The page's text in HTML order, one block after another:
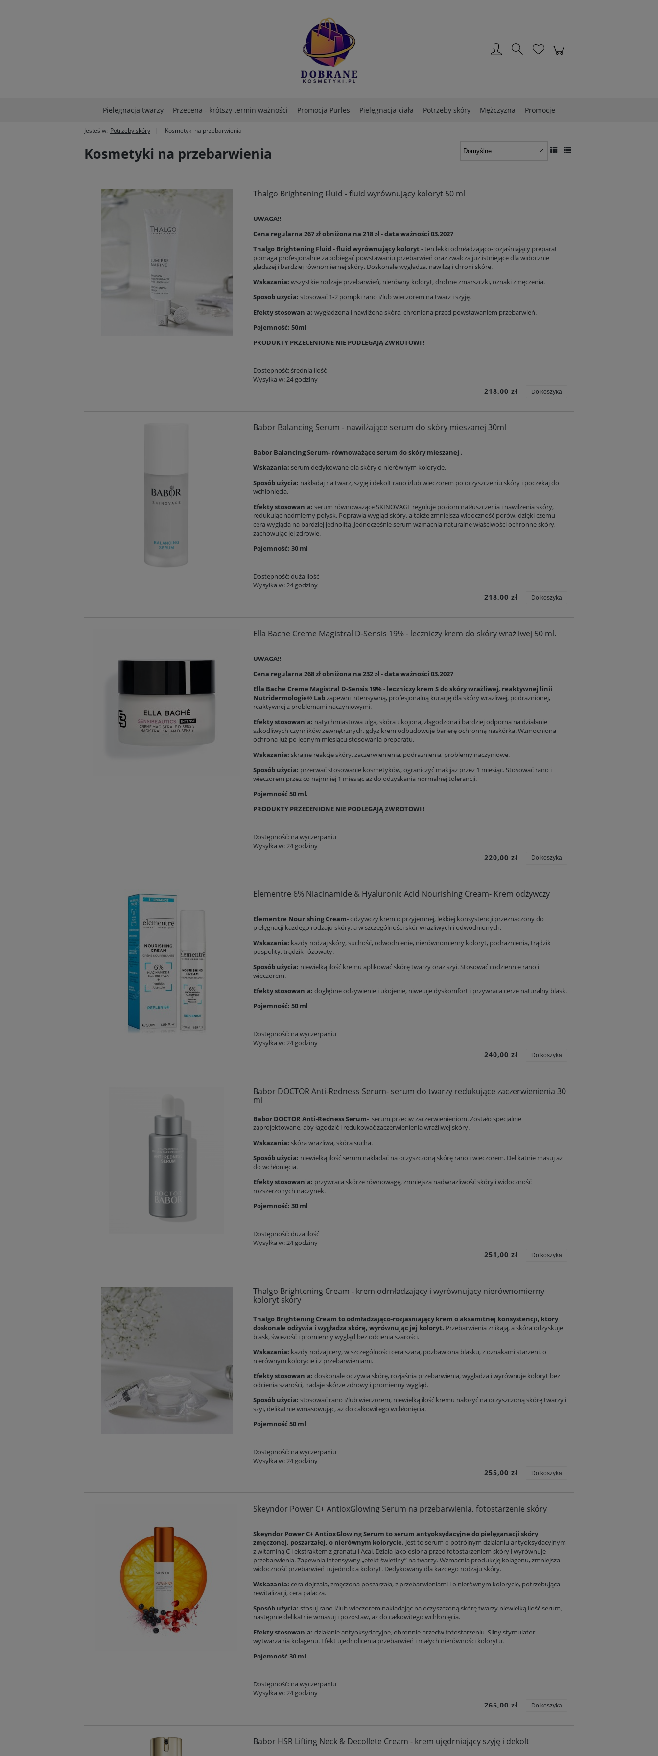
Pielęgnacja twarzy Przecena - krótszy termin ważności Promocja Purles Pielęgnacja ciała Potrzeby skóry Mężczyzna Promocje
Jesteś w: Potrzeby skóry Kosmetyki na przebarwienia
Kosmetyki na przebarwienia
Thalgo Brightening Fluid - fluid wyrównujący koloryt 50 ml
UWAGA!!
Cena regularna 267 zł obniżona na 218 zł - data ważności 03.2027
Thalgo Brightening Fluid - fluid wyrównujący koloryt -ten lekki odmładzająco-rozjaśniający preparat
pomaga profesjonalnie zapobiegać powstawaniu przebarwień oraz zwalcza już istniejące dla widocznie
gładszej i bardziej równomiernej skóry. Doskonale wygładza, nawilżą i chroni skórę.
Wskazania: wszystkie rodzaje przebarwień, nierówny koloryt, drobne zmarszczki, oznaki zmęczenia.
Sposob uzycia: stosować 1-2 pompki rano i/lub wieczorem na twarz i szyję.
Efekty stosowania: wygładzona i nawilżona skóra, chroniona przed powstawaniem przebarwień.
Pojemność: 50ml
PRODUKTY PRZECENIONE NIE PODLEGAJĄ ZWROTOWI !
Dostępność:średnia ilość
Wysyłka w:24 godziny
218,00 zł Do koszyka
Babor Balancing Serum - nawilżające serum do skóry mieszanej 30ml
Babor Balancing Serum- równoważące serum do skóry mieszanej .
Wskazania: serum dedykowane dla skóry o nierównym kolorycie.
Sposób użycia: nakładaj na twarz, szyję i dekolt rano i/lub wieczorem po oczyszczeniu skóry i poczekaj do
wchłonięcia.
Efekty stosowania: serum równoważące SKINOVAGE reguluje poziom natłuszczenia i nawilżenia skóry,
redukując nadmierny połysk. Poprawia wygląd skóry, a także zmniejsza widoczność porów, dzięki czemu
cera wygląda na bardziej jednolitą. Jednocześnie serum wzmacnia naturalne właściwości ochronne skóry,
zachowując jej zdrowie.
Pojemność: 30 ml
Dostępność:duża ilość
Wysyłka w:24 godziny
218,00 zł Do koszyka
Ella Bache Creme Magistral D-Sensis 19% - leczniczy krem do skóry wrażliwej 50 ml.
UWAGA!!
Cena regularna 268 zł obniżona na 232 zł - data ważności 03.2027
Ella Bache Creme Magistral D-Sensis 19% - leczniczy krem S do skóry wrażliwej, reaktywnej linii
Nutridermologie® Labzapewni intensywną, profesjonalną kurację dla skóry wrażliwej, podrażnionej,
reaktywnej z problemami naczyniowymi.
Efekty stosowania: natychmiastowa ulga, skóra ukojona, złągodzona i bardziej odporna na działanie
szkodliwych czynników zewnętrznych, gdyż krem odbudowuje barierę ochronną naskórka. Wzmocniona
ochrona już po jednym miesiącu stosowania preparatu.
Wskazania: skrajne reakcje skóry, zaczerwienienia, podrażnienia, problemy naczyniowe.
Sposób użycia: przerwać stosowanie kosmetyków, ograniczyć makijaż przez 1 miesiąc. Stosować rano i
wieczorem przez co najmniej 1 miesiąc aż do odzyskania normalnej tolerancji.
Pojemność 50 ml.
PRODUKTY PRZECENIONE NIE PODLEGAJĄ ZWROTOWI !
Dostępność: na wyczerpaniu
Wysyłka w: 24 godziny
220,00 zł Do koszyka
Elementre 6% Niacinamide & Hyaluronic Acid Nourishing Cream- Krem odżywczy
Elementre Nourishing Cream-odżywczy krem o przyjemnej, lekkiej konsystencji przeznaczony do
pielęgnacji każdego rodzaju skóry, a w szczególności skór wrażliwych i odwodnionych.
Wskazania: każdy rodzaj skóry, suchość, odwodnienie, nierównomierny koloryt, podrażnienia, trądzik
pospolity, trądzik różowaty.
Sposób użycia: niewielką ilość kremu aplikować skórę twarzy oraz szyi. Stosować codziennie rano i
wieczorem.
Efekty stosowania: dogłębne odżywienie i ukojenie, niweluje dyskomfort i przywraca cerze naturalny blask.
Pojemność: 50 ml
Dostępność: na wyczerpaniu
Wysyłka w:24 godziny
240,00 zł Do koszyka
Babor DOCTOR Anti-Redness Serum- serum do twarzy redukujące zaczerwienienia 30
ml
Babor DOCTOR Anti-Redness Serum- serum przeciw zaczerwienieniom. Zostało specjalnie
zaprojektowane, aby łagodzić i redukować zaczerwienienia wrażliwej skóry.
Wskazania: skóra wrażliwa, skóra sucha.
Sposób użycia: niewielką ilość serum nakładać na oczyszczoną skórę rano i wieczorem. Delikatnie masuj aż
do wchłonięcia.
Efekty stosowania: przywraca skórze równowagę, zmniejsza nadwrażliwość skóry i widoczność
rozszerzonych naczynek.
Pojemność: 30 ml
Dostępność:duża ilość
Wysyłka w:24 godziny
251,00 zł Do koszyka
Thalgo Brightening Cream - krem odmładzający i wyrównujący nierównomierny
koloryt skóry
Thalgo Brightening Cream to odmładzająco-rozjaśniający krem o aksamitnej konsystencji, który
doskonale odżywia i wygładza skórę, wyrównując jej koloryt. Przebarwienia znikają, a skóra odzyskuje
blask, świeżość i promienny wygląd bez odcienia szarości.
Wskazania: każdy rodzaj cery, w szczególności cera szara, pozbawiona blasku, z oznakami starzeni, o
nierównym kolorycie i z przebarwieniami.
Efekty stosowania: doskonale odżywia skórę, rozjaśnia przebarwienia, wygładza i wyrównuje koloryt bez
odcienia szarości, nadaje skórze zdrowy i promienny wygląd.
Sposób użycia: stosować rano i/lub wieczorem, niewielką ilość kremu nałożyć na oczyszczoną skórę twarzy i
szyi, delikatnie wmasowując, aż do całkowitego wchłonięcia.
Pojemność 50 ml
Dostępność: na wyczerpaniu
Wysyłka w:24 godziny
255,00 zł Do koszyka
Skeyndor Power C+ AntioxGlowing Serum na przebarwienia, fotostarzenie skóry
Skeyndor Power C+ AntioxGlowing Serum to serum antyoksydacyjne do pielęganacji skóry
zmęczonej, poszarzałej, o nierównym kolorycie. Jest to serum o potrójnym działaniu antyoksydacyjnym
z witaminą C i ekstraktem z granatu i Acai. Działa jako osłona przed fotostarzeniem skóry i wyrównuje
przebarwienia. Zapewnia intensywny „efekt świetlny” na twarzy. Wzmacnia produkcję kolagenu, zmniejsza
widoczność przebarwień i ujednolica koloryt. Dedykowany dla każdego rodzaju skóry.
Wskazania: cera dojrzała, zmęczona poszarzała, z przebarwieniami i o nierównym kolorycie, potrzebująca
rewitalizacji, cera palacza.
Sposób użycia: stosuj rano i/lub wieczorem nakładając na oczyszczoną skórę twarzy niewielką ilość serum,
następnie delikatnie wmasuj i pozostaw, aż do całkowitego wchłonięcia.
Efekty stosowania: działanie antyoksydacyjne, obronnie przeciw fotostarzeniu. Silny stymulator
wytwarzania kolagenu. Efekt ujednolicenia przebarwień i małych nierówności kolorytu.
Pojemność 30 ml
Dostępność: na wyczerpaniu
Wysyłka w:24 godziny
265,00 zł Do koszyka
Babor HSR Lifting Neck & Decollete Cream - krem ujędrniający szyję i dekolt